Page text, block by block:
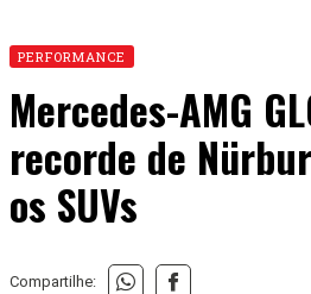
PERFORMANCE
Mercedes-AMG
recorde de
os SUVs
Compartilhe: